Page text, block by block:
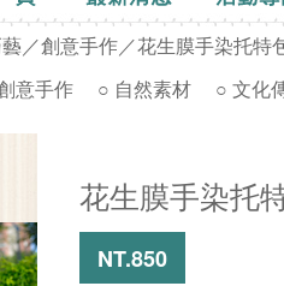
／創意手作 ／花生膜手染托特
意手作 ○ 自然素材 ○ 文化
花生膜手染托
NT.850